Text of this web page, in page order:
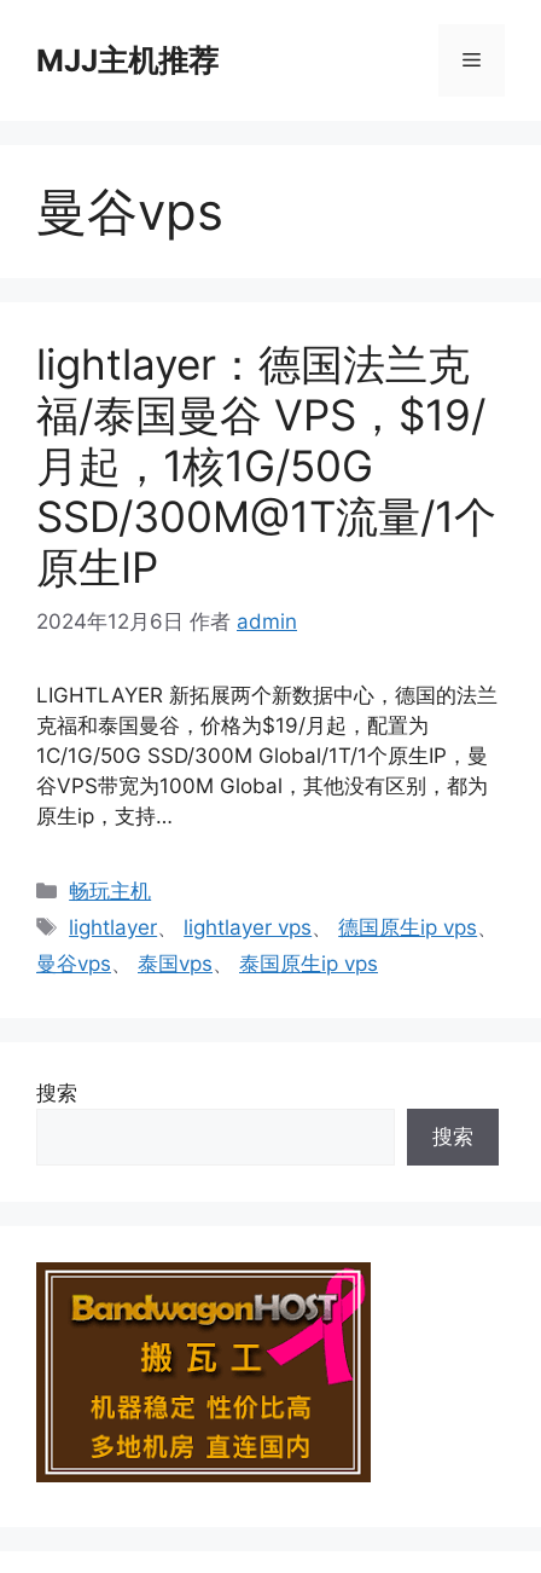
MJJ主机推荐 菜
曼谷vps
lightlayer：德国法兰克
福/泰国曼谷 VPS，$19/
月起，1核1G/50G
SSD/300M@1T流量/1个
原生IP
2024年12月6日 作者 admin
LIGHTLAYER 新拓展两个新数据中心，德国的法兰
克福和泰国曼谷，价格为$19/月起，配置为
1C/1G/50G SSD/300M Global/1T/1个原生IP，曼
谷VPS带宽为100M Global，其他没有区别，都为
原生ip，支持…
分
类
畅玩主机
标
签
lightlayer、 lightlayer vps、德国原生ip vps、
曼谷vps、 泰国vps、 泰国原生ip vps
搜索
搜索